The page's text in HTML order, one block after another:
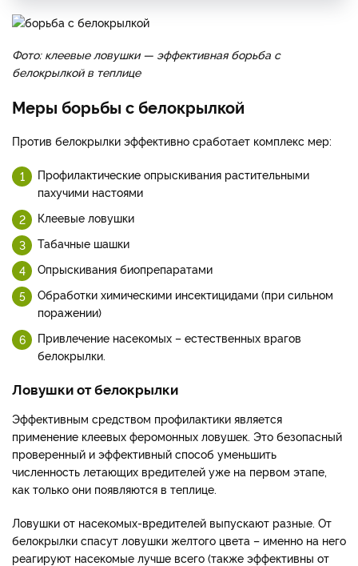
Фото: клеевые ловушки — эффективная борьба с
белокрылкой в теплице
Меры борьбы с белокрылкой
Против белокрылки эффективно сработает комплекс мер:
Профилактические опрыскивания растительными
пахучими настоями
Клеевые ловушки
Табачные шашки
Опрыскивания биопрепаратами
Обработки химическими инсектицидами (при сильном
поражении)
Привлечение насекомых – естественных врагов
белокрылки.
Ловушки от белокрылки
Эффективным средством профилактики является
применение клеевых феромонных ловушек. Это безопасный
проверенный и эффективный способ уменьшить
численность летающих вредителей уже на первом этапе,
как только они появляются в теплице.
Ловушки от насекомых-вредителей выпускают разные. От
белокрылки спасут ловушки желтого цвета – именно на него
реагируют насекомые лучше всего (также эффективны от